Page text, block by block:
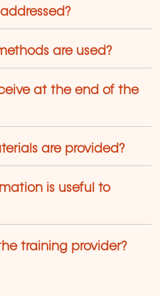
are used?
at the end of the
are provided?
is useful to
training provider?